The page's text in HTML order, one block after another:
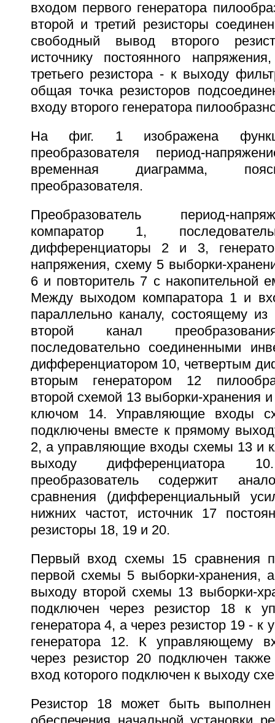
входом первого генератора
второй и третий резисторы
свободный вывод второго
источнику постоянного
третьего резистора - к выходу
общая точка резисторов
входу второго генератора
На фиг. 1 изображена
преобразователя период-
временная диаграмма,
преобразователя.
Преобразователь период-
компаратор 1,
дифференциаторы 2 и 3,
напряжения, схему 5 выборки-
6 и повторитель 7 с накопительной
Между выходом компаратора 1 и
параллельно каналу, состоящему
второй канал
последовательно соединенными
дифференциатором 10, четвертым
вторым генератором 12
второй схемой 13 выборки-хранения
ключом 14. Управляющие входы
подключены вместе к прямому
2, а управляющие входы схемы 13 и
выходу дифференциатора
преобразователь содержит
сравнения (дифференциальный
нижних частот, источник 17
резисторы 18, 19 и 20.
Первый вход схемы 15 сравнения
первой схемы 5 выборки-хранения,
выходу второй схемы 13 выборки-
подключен через резистор 18 к
генератора 4, а через резистор 19 -
генератора 12. К управляющему
через резистор 20 подключен
вход которого подключен к выходу
Резистор 18 может быть